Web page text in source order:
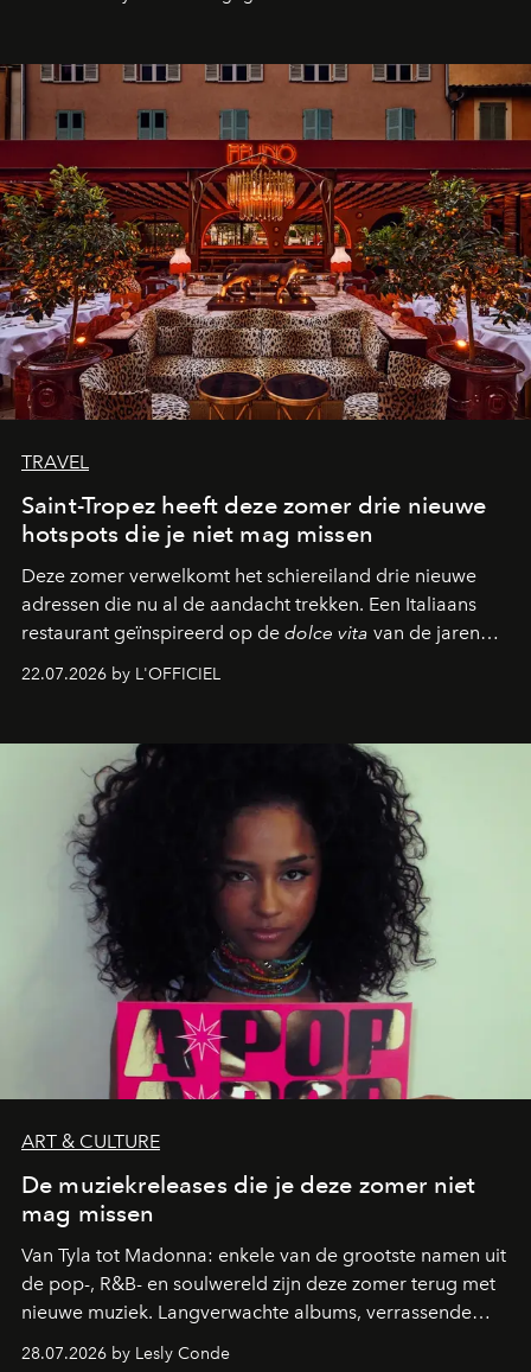
TRAVEL
Saint-Tropez heeft deze zomer drie nieuwe
hotspots die je niet mag missen
Deze zomer verwelkomt het schiereiland drie nieuwe
adressen die nu al de aandacht trekken. Een Italiaans
restaurant geïnspireerd op de dolce vita van de jaren
zestig, een Japanse hotspot die na zonsondergang
verandert in een bruisende ontmoetingsplek en de
neerstrijkt in Saint-Tropez. Dit zijn de nieuwe adressen
die deze zomer de toon zetten, van lange lunches tot
zwoele nachten.
22.07.2026 by L'OFFICIEL
ART & CULTURE
De muziekreleases die je deze zomer niet
mag missen
Van Tyla tot Madonna: enkele van de grootste namen uit
de pop-, R&B- en soulwereld zijn deze zomer terug met
nieuwe muziek. Langverwachte albums, verrassende
comebacks en veelbelovende nieuwe projecten: dit zijn
28.07.2026 by Lesly Conde